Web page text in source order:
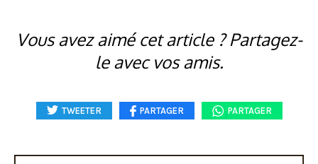
Vous avez aimé cet article ? Partagez-
le avec vos amis.
TWEETER PARTAGER PARTAGER